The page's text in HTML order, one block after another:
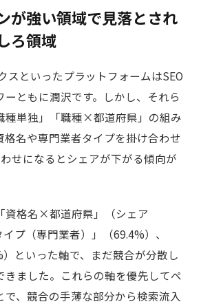
が強い領域で見落とされ
ろ領域
スといったプラットフォームはSEO
ともに潤沢です。しかし、それら
種単独」「職種×都道府県」の組み
格名や専門業者タイプを掛け合わせ
せになるとシェアが下がる傾向が
資格名×都道府県」（シェア
プ（専門業者）」（69.4%）、
）といった軸で、まだ競合が分散し
きました。これらの軸を優先してペ
で、競合の手薄な部分から検索流入